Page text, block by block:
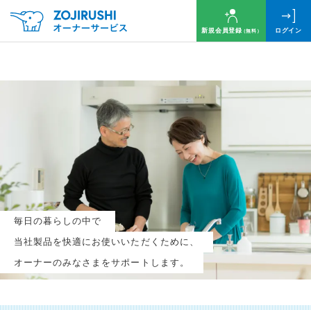
新規会員登録（無料） ログイン
毎日の暮らしの中で
当社製品を快適にお使いいただくために、
オーナーのみなさまをサポートします。
毎月抽選で 名様に
円分のQUOカードプレゼント！
新規会員登録（無料）
ログイン
※新規会員登録または追加製品登録をいただいた方が対象です
※オーナーサービスは日本国内にお住まいの個人の方向けサービスとなります